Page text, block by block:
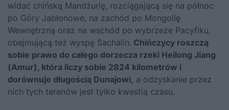
widać chińską Mandżurię, rozciągającą się na północ
po Góry Jabłonowe, na zachód po Mongolię
Wewnętrzną oraz na wschód po wybrzeże Pacyfiku,
obejmującą też wyspę Sachalin. Chińczycy roszczą
sobie prawo do całego dorzecza rzeki Heilong Jiang
(Amur), która liczy sobie 2824 kilometrów i
dorównuje długością Dunajowi, a odzyskanie przez
nich tych terenów jest tylko kwestią czasu.